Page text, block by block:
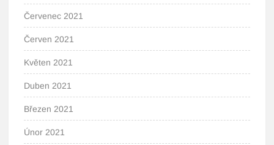
Červenec 2021
Červen 2021
Květen 2021
Duben 2021
Březen 2021
Únor 2021